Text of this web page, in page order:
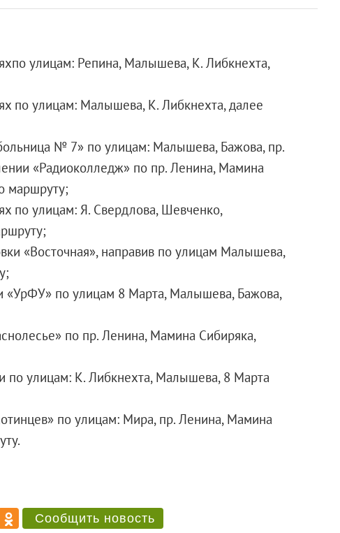
улицам: Репина, Малышева, К. Либкнехта,
по улицам: Малышева, К. Либкнехта, далее
№ 7» по улицам: Малышева, Бажова, пр.
«Радиоколледж» по пр. Ленина, Мамина
маршруту;
по улицам: Я. Свердлова, Шевченко,
«Восточная», направив по улицам Малышева,
«УрФУ» по улицам 8 Марта, Малышева, Бажова,
по пр. Ленина, Мамина Сибиряка,
по улицам: К. Либкнехта, Малышева, 8 Марта
по улицам: Мира, пр. Ленина, Мамина
Сообщить новость